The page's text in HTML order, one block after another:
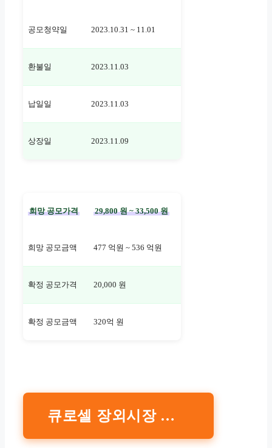
공모청약일 2023.10.31 ~ 11.01
환불일 2023.11.03
납일일 2023.11.03
상장일 2023.11.09
희망 공모가격 29,800 원 ~ 33,500 원
희망 공모금액 477 억원 ~ 536 억원
확정 공모가격 20,000 원
확정 공모금액 320억 원
큐로셀 장외시장 가격 확인하기